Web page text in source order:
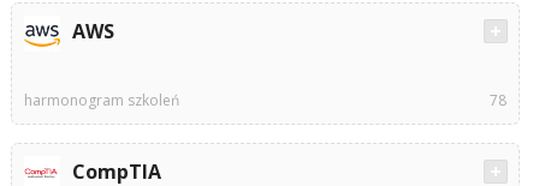
AWS
harmonogram szkoleń 78
CompTIA